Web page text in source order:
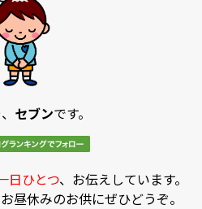
セブンです。
日ひとつ、お伝えしています。
昼休みのお供にぜひどうぞ。